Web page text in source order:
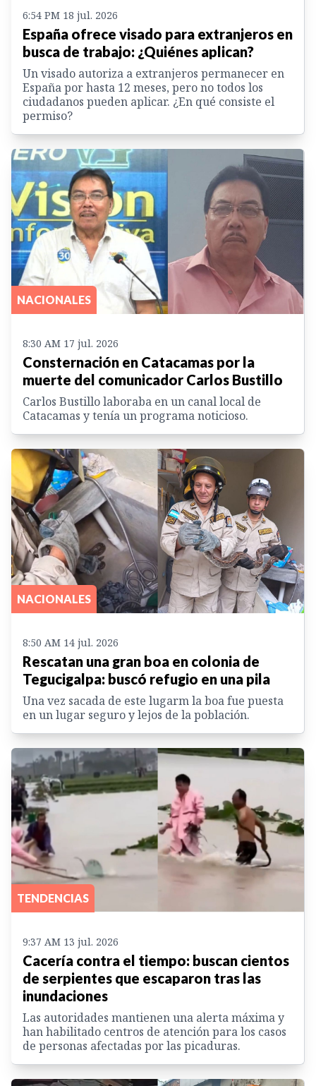
6:54 PM 18 jul. 2026
España ofrece visado para extranjeros en
busca de trabajo: ¿Quiénes aplican?
Un visado autoriza a extranjeros permanecer en
España por hasta 12 meses, pero no todos los
ciudadanos pueden aplicar. ¿En qué consiste el
permiso?
NACIONALES
8:30 AM 17 jul. 2026
Consternación en Catacamas por la
muerte del comunicador Carlos Bustillo
Carlos Bustillo laboraba en un canal local de
Catacamas y tenía un programa noticioso.
NACIONALES
8:50 AM 14 jul. 2026
Rescatan una gran boa en colonia de
Tegucigalpa: buscó refugio en una pila
Una vez sacada de este lugarm la boa fue puesta
en un lugar seguro y lejos de la población.
TENDENCIAS
9:37 AM 13 jul. 2026
Cacería contra el tiempo: buscan cientos
de serpientes que escaparon tras las
inundaciones
Las autoridades mantienen una alerta máxima y
han habilitado centros de atención para los casos
de personas afectadas por las picaduras.